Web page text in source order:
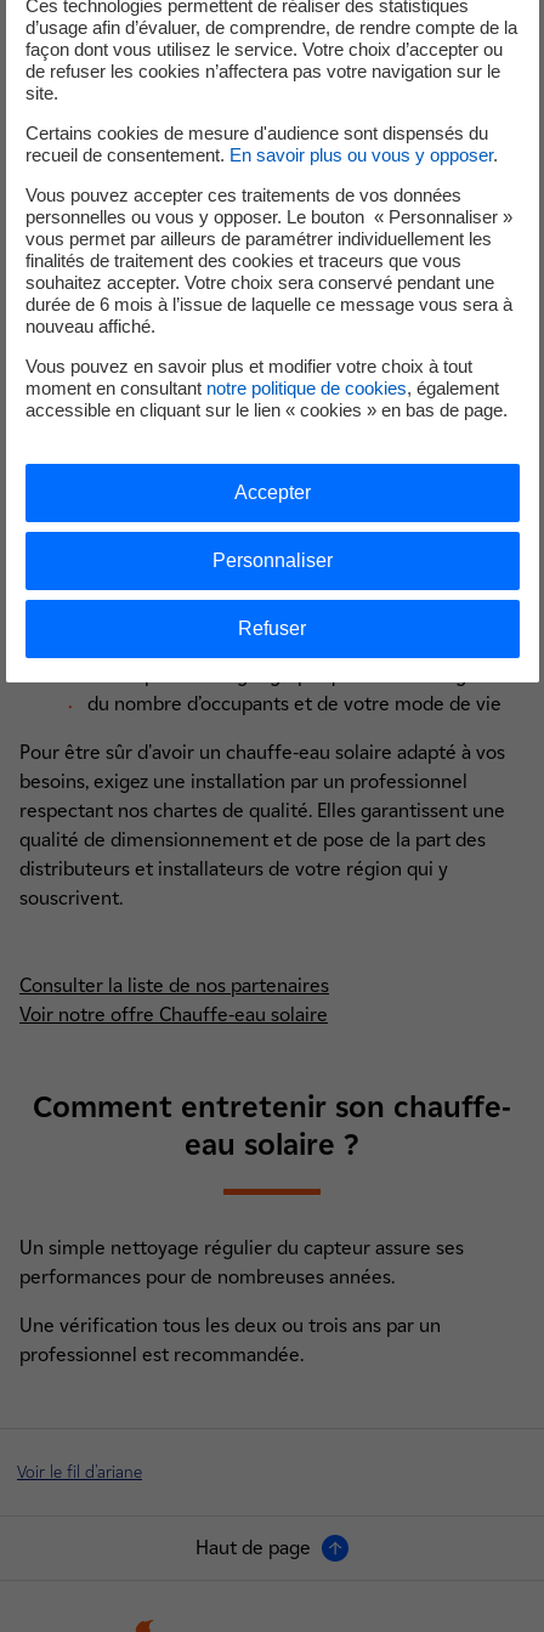
Vous avez le choix entre 2 systèmes :
Ballon et capteurs sur le toit, est une solution
moins chère, mais moins esthétique. Elle permet
de gagner de la place en intérieur.
système à circulation forcée
Ballon à l’intérieur, capteur sur le toit, et une
pompe qui fait la circulation. Ce système est plus
onéreux, et l’installation est plus complexe (les
frais d’installation sont aussi plus importants).
Comment choisir son chauffe-eau
solaire ?
Plusieurs critères entrent en compte :
du nombre d’occupants et de votre mode de vie
Pour être sûr d'avoir un chauffe-eau solaire adapté à vos
besoins, exigez une installation par un professionnel
respectant nos chartes de qualité. Elles garantissent une
qualité de dimensionnement et de pose de la part des
distributeurs et installateurs de votre région qui y
souscrivent.
Consulter la liste de nos partenaires
Voir notre offre Chauffe-eau solaire
Comment entretenir son chauffe-
eau solaire ?
Un simple nettoyage régulier du capteur assure ses
performances pour de nombreuses années.
Une vérification tous les deux ou trois ans par un
professionnel est recommandée.
Voir le fil d'ariane
Haut de page
Ces technologies permettent de réaliser des statistiques
d’usage afin d’évaluer, de comprendre, de rendre compte de la
façon dont vous utilisez le service. Votre choix d’accepter ou
de refuser les cookies n’affectera pas votre navigation sur le
site.
Certains cookies de mesure d'audience sont dispensés du
recueil de consentement. En savoir plus ou vous y opposer.
Vous pouvez accepter ces traitements de vos données
personnelles ou vous y opposer. Le bouton « Personnaliser »
vous permet par ailleurs de paramétrer individuellement les
finalités de traitement des cookies et traceurs que vous
souhaitez accepter. Votre choix sera conservé pendant une
durée de 6 mois à l’issue de laquelle ce message vous sera à
nouveau affiché.
Vous pouvez en savoir plus et modifier votre choix à tout
moment en consultant notre politique de cookies, également
accessible en cliquant sur le lien « cookies » en bas de page.
Refuser
Personnaliser
Accepter